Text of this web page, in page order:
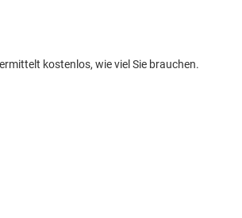
kostenlos, wie viel Sie brauchen.